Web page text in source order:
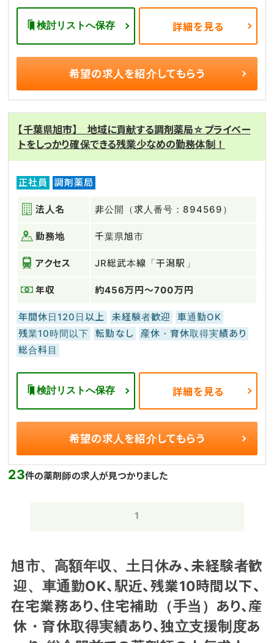
検討リストへ保存 詳細を見る
希望の求人を紹介してもらう
【千葉県旭市】 地域に貢献する調剤薬局☆プライベー
トをしっかり確保できる残業少なめの勤務体制！
正社員 調剤薬局
法人名 非公開（求人番号：894569）
勤務地 千葉県旭市
アクセス JR総武本線「干潟駅」
年収 約456万円～700万円
年間休日120日以上 未経験者歓迎
車通勤OK
残業10時間以下
転勤なし
産休・育休取得実績あり
総合科目
検討リストへ保存 詳細を見る
希望の求人を紹介してもらう
23件の薬剤師の求人が見つかりました
1
旭市、高額年収、土日休み、未経験者歓
迎、車通勤OK、駅近、残業10時間以下、
在宅業務あり、住宅補助（手当）あり、産
休・育休取得実績あり、独立支援制度あ